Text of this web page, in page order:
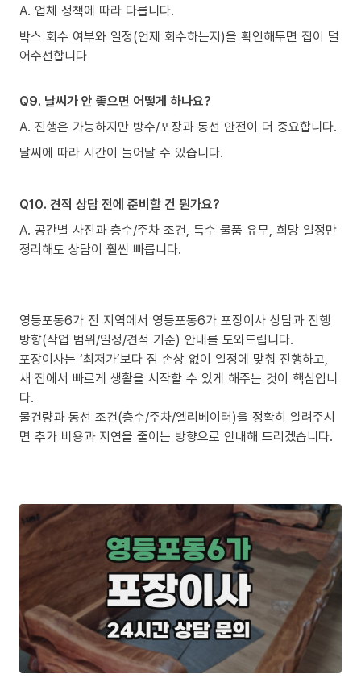
A. 업체 정책에 따라 다릅니다.
박스 회수 여부와 일정(언제 회수하는지)을 확인해두면 집이 덜
어수선합니다
Q9. 날씨가 안 좋으면 어떻게 하나요?
A. 진행은 가능하지만 방수/포장과 동선 안전이 더 중요합니다.
날씨에 따라 시간이 늘어날 수 있습니다.
Q10. 견적 상담 전에 준비할 건 뭔가요?
A. 공간별 사진과 층수/주차 조건, 특수 물품 유무, 희망 일정만
정리해도 상담이 훨씬 빠릅니다.
영등포동6가 전 지역에서 영등포동6가 포장이사 상담과 진행
방향(작업 범위/일정/견적 기준) 안내를 도와드립니다.
포장이사는 ‘최저가’보다 짐 손상 없이 일정에 맞춰 진행하고,
새 집에서 빠르게 생활을 시작할 수 있게 해주는 것이 핵심입니
다.
물건량과 동선 조건(층수/주차/엘리베이터)을 정확히 알려주시
면 추가 비용과 지연을 줄이는 방향으로 안내해 드리겠습니다.